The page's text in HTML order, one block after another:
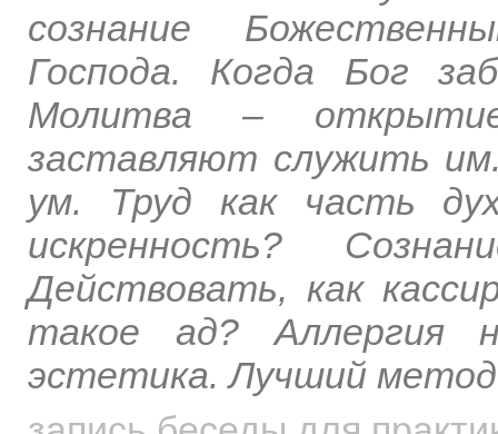
сознание
Господа. Когда Бог
Молитва –
заставляют служить
ум. Труд как часть
искренность?
Действовать, как
такое ад? Аллергия
эстетика. Лучший метод